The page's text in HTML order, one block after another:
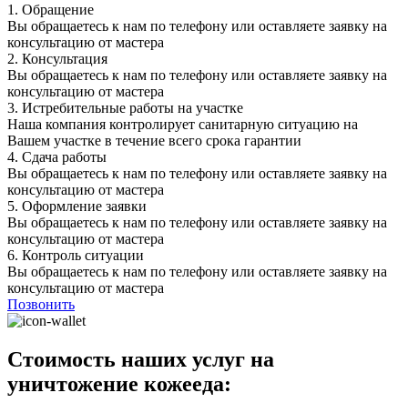
1. Обращение
Вы обращаетесь к нам по телефону или оставляете заявку на
консультацию от мастера
2. Консультация
Вы обращаетесь к нам по телефону или оставляете заявку на
консультацию от мастера
3. Истребительные работы на участке
Наша компания контролирует санитарную ситуацию на
Вашем участке в течение всего срока гарантии
4. Сдача работы
Вы обращаетесь к нам по телефону или оставляете заявку на
консультацию от мастера
5. Оформление заявки
Вы обращаетесь к нам по телефону или оставляете заявку на
консультацию от мастера
6. Контроль ситуации
Вы обращаетесь к нам по телефону или оставляете заявку на
консультацию от мастера
Позвонить
Стоимость наших услуг на
уничтожение кожееда: